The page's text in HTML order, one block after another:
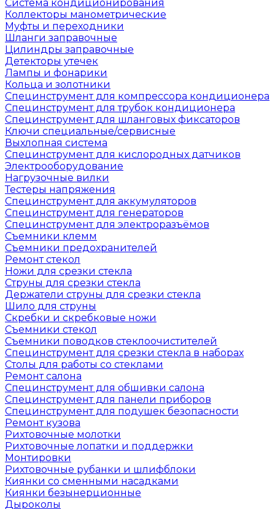
Система кондиционирования
Коллекторы манометрические
Муфты и переходники
Шланги заправочные
Цилиндры заправочные
Детекторы утечек
Лампы и фонарики
Кольца и золотники
Специнструмент для компрессора кондиционера
Специнструмент для трубок кондиционера
Специнструмент для шланговых фиксаторов
Ключи специальные/сервисные
Выхлопная система
Специнструмент для кислородных датчиков
Электрооборудование
Нагрузочные вилки
Тестеры напряжения
Специнструмент для аккумуляторов
Специнструмент для генераторов
Специнструмент для электроразъёмов
Съемники клемм
Съемники предохранителей
Ремонт стекол
Ножи для срезки стекла
Струны для срезки стекла
Держатели струны для срезки стекла
Шило для струны
Скребки и скребковые ножи
Съемники стекол
Съемники поводков стеклоочистителей
Специнструмент для срезки стекла в наборах
Столы для работы со стеклами
Ремонт салона
Специнструмент для обшивки салона
Специнструмент для панели приборов
Специнструмент для подушек безопасности
Ремонт кузова
Рихтовочные молотки
Рихтовочные лопатки и поддержки
Монтировки
Рихтовочные рубанки и шлифблоки
Киянки со сменными насадками
Киянки безынерционные
Дыроколы